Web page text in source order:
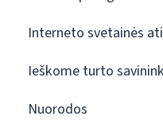
Interneto svetainės
Ieškome turto
Nuorodos